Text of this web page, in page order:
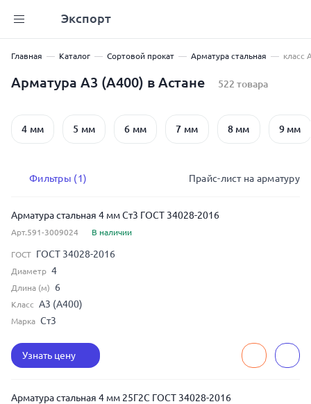
Экспорт
Главная Каталог Сортовой прокат Арматура стальная класс
Арматура А3 (А400) в Астане 522 товара
4 мм 5 мм 6 мм 7 мм 8 мм 9 мм
Фильтры (1) Прайс-лист на арматуру
Арматура стальная 4 мм Ст3 ГОСТ 34028-2016
Арт.591-3009024 В наличии
ГОСТ ГОСТ 34028-2016
Диаметр 4
Длина (м) 6
Класс А3 (А400)
Марка Ст3
Узнать цену
Арматура стальная 4 мм 25Г2С ГОСТ 34028-2016